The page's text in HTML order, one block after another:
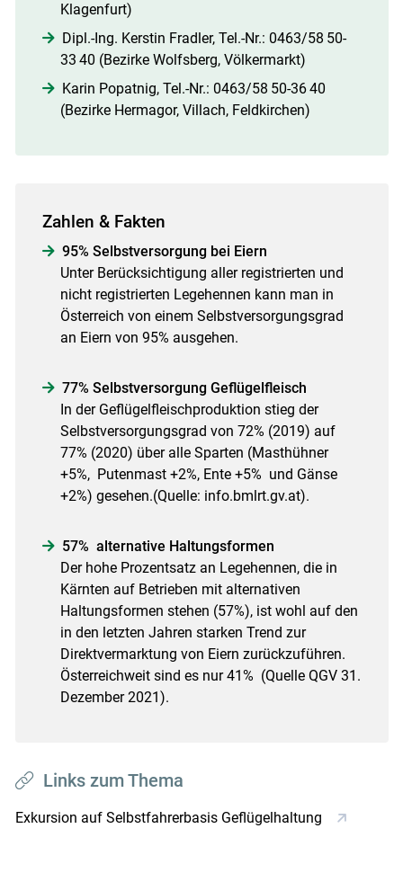
Klagenfurt)
Dipl.-Ing. Kerstin Fradler, Tel.-Nr.: 0463/​58 50-
33 40 (Bezirke Wolfsberg, Völkermarkt)
Karin Popatnig, Tel.-Nr.: 0463/​58 50-36 40
(Bezirke Hermagor, Villach, Feldkirchen)
Zahlen & Fakten
95% Selbstversorgung bei Eiern
Unter Berücksichtigung aller registrierten und
nicht registrierten Legehennen kann man in
Österreich von einem Selbstversorgungsgrad
an Eiern von 95% ausgehen.
77% Selbstversorgung Geflügelfleisch
In der Geflügelfleischproduktion stieg der
Selbstversorgungsgrad von 72% (2019) auf
77% (2020) über alle Sparten (Masthühner
+5%, Putenmast +2%, Ente +5% und Gänse
+2%) gesehen.(Quelle: info.bmlrt.gv.at).
57% alternative Haltungsformen
Der hohe Prozentsatz an Legehennen, die in
Kärnten auf Betrieben mit alternativen
Haltungsformen stehen (57%), ist wohl auf den
in den letzten Jahren starken Trend zur
Direktvermarktung von Eiern zurückzuführen.
Österreichweit sind es nur 41% (Quelle QGV 31.
Dezember 2021).
Links zum Thema
Exkursion auf Selbstfahrerbasis Geflügelhaltung